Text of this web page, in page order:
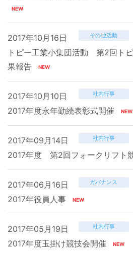
2017年10月16日 その他活動
トピー工業小集団活動 第2回ト
果報告
2017年10月10日 社内行事
2017年度永年勤続表彰式開催
2017年09月14日 社内行事
2017年度 第2回フォークリフト
2017年06月16日 ガバナンス
2017年役員人事
2017年05月19日 社内行事
2017年度玉掛け競技会開催